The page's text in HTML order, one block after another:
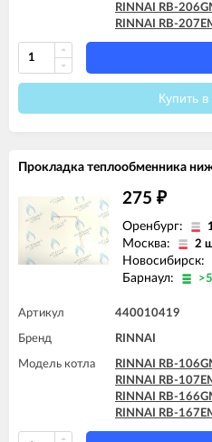
RINNAI RB-
RINNAI RB-
Купить в
Прокладка теплообменника
275 ₽
Оренбург:
Москва: 2
Новосибирск:
Барнаул:
Артикул 440010419
Бренд RINNAI
Модель котла
RINNAI RB-
RINNAI RB-
RINNAI RB-
RINNAI RB-